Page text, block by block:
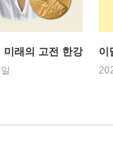
미래의 고전 한강 이